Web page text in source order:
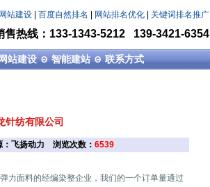
网站建设 百度自然排名 网站排名优化 关键词排名推广
售热线：133-1343-5212 139-3421-6354
站建设Θ智能建站Θ联系方式
针纺有限公司
飞扬动力 浏览次数： 6539
面料的经编染整企业，我们的一个订单量通过